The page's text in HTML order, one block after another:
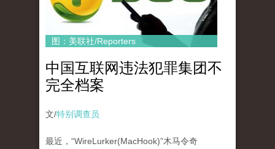
图：美联社/Reporters
中国互联网违法犯罪集团不
完全档案
文/特别调查员
最近，“WireLurker(MacHook)”木马令奇